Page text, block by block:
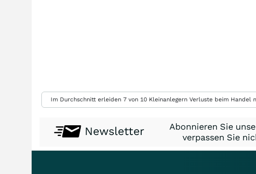
Im Durchschnitt erleiden 7 von 10 Kleinanlegern Verluste beim
Newsletter
Abonnieren Sie
verpassen Sie